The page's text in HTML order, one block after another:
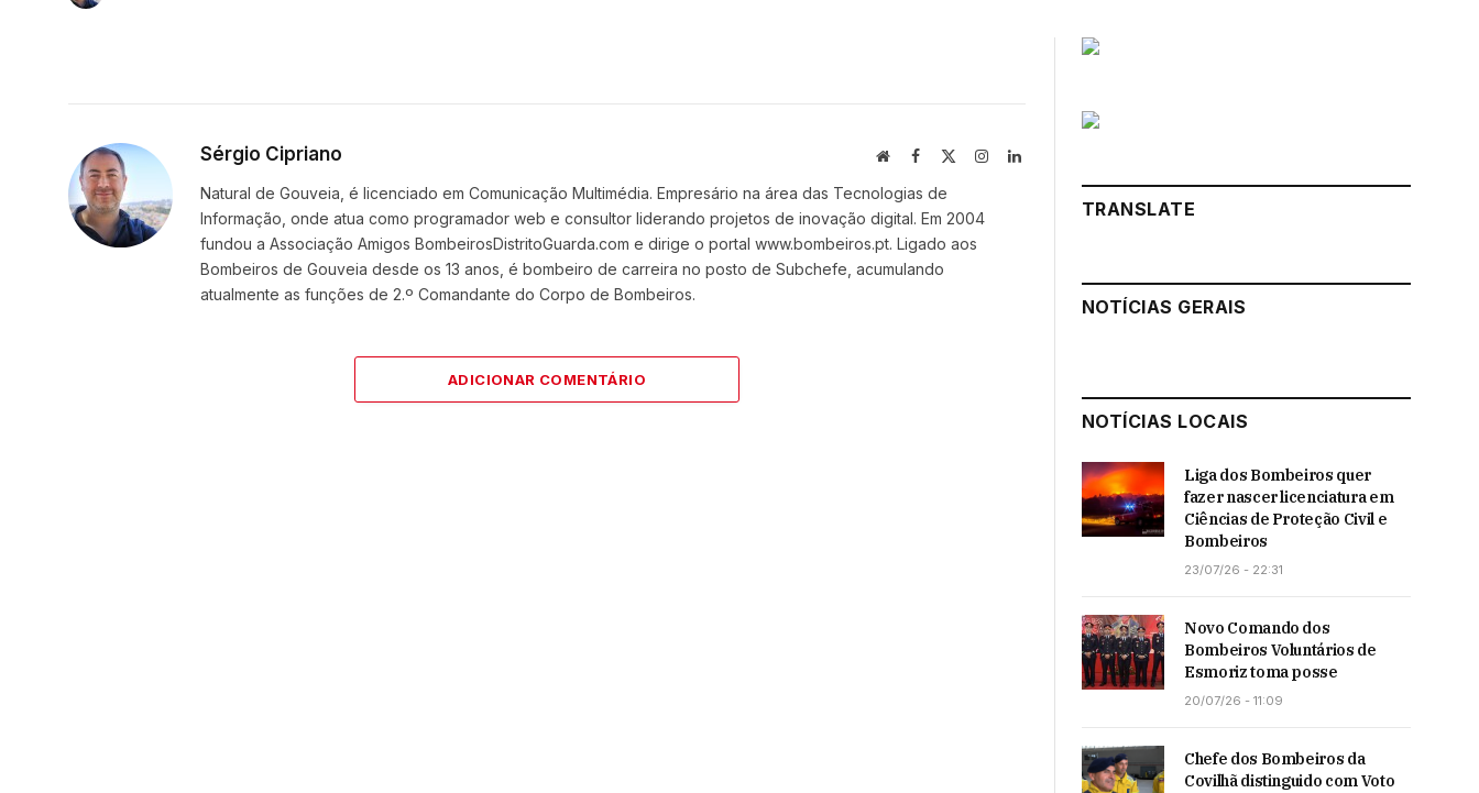
Sérgio Cipriano WebsiteFacebook InstagramLinkedIn
Natural de Gouveia, é licenciado em Comunicação Multimédia. Empresário na área das Tecnologias de
Informação, onde atua como programador web e consultor liderando projetos de inovação digital. Em 2004
fundou a Associação Amigos BombeirosDistritoGuarda.com e dirige o portal www.bombeiros.pt. Ligado aos
Bombeiros de Gouveia desde os 13 anos, é bombeiro de carreira no posto de Subchefe, acumulando
atualmente as funções de 2.º Comandante do Corpo de Bombeiros.
ADICIONAR COMENTÁRIO
TRANSLATE
NOTÍCIAS GERAIS
NOTÍCIAS LOCAIS
Liga dos Bombeiros quer
fazer nascer licenciatura em
Ciências de Proteção Civil e
Bombeiros
23/07/26 - 22:31
Novo Comando dos
Bombeiros Voluntários de
Esmoriz toma posse
20/07/26 - 11:09
Chefe dos Bombeiros da
Covilhã distinguido com Voto